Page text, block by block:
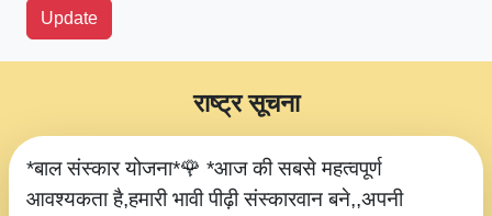
Update
*बाल संस्कार योजना*🌹 *आज की सबसे महत्वपूर्ण
आवश्यकता है,हमारी भावी पीढ़ी संस्कारवान बने,,अपनी
राष्ट्र सूचना